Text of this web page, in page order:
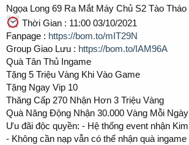
a
r
t
e
r
e
Ngọa Long 69 Ra Mắt Máy Chủ S2 Tào Tháo
Thời Gian : 11:00 03/10/2021
Fanpage : https://bom.to/mIT29N
Group Giao Lưu : https://bom.to/IAM96A
Quà Tân Thủ Ingame
Tặng 5 Triệu Vàng Khi Vào Game
Tặng Ngay Vip 10
Thăng Cấp 270 Nhận Hơn 3 Triệu Vàng
Quà Năng Động Nhận 30.000 Vàng Mỗi Ngày
Ưu đãi độc quyền: - Hệ thống event nhận
- Không cần nạp vẫn có thể nhận quà